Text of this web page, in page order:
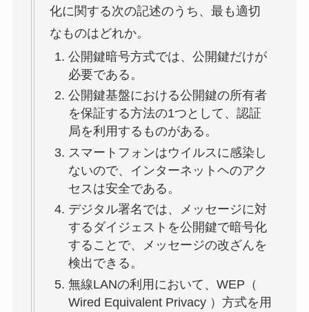
化に関する次の記述のうち、最も適切
なものはどれか。
公開鍵暗号方式では、公開鍵だけが
必要である。
公開鍵基盤における公開鍵の所有者
を保証する方法の1つとして、認証
局を利用するものがある。
スマートフォンはウイルスに感染し
ないので、インターネットヘのアク
セスは安全である。
デジタル署名では、メッセージに対
するダイジェストを公開鍵で暗号化
することで、メッセージの改ざんを
検出できる。
無線LANの利用において、WEP（
Wired Equivalent Privacy ）方式を用